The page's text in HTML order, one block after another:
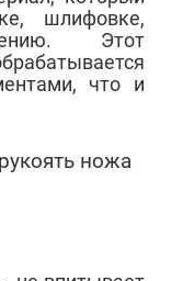
шлифовке,
Этот
что и
ножа